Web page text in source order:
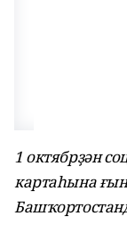
1 октябрҙән
картаһына